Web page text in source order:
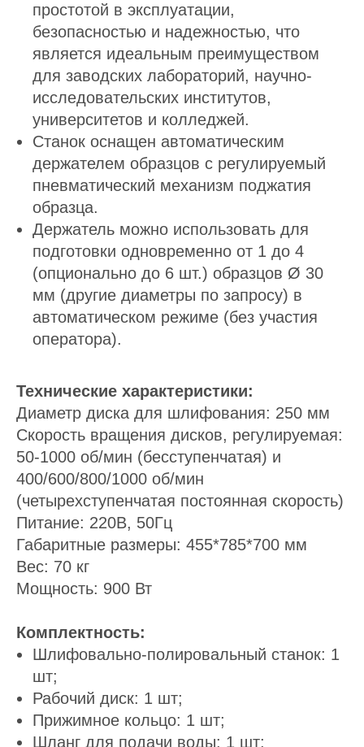
простотой в эксплуатации,
безопасностью и надежностью, что
является идеальным преимуществом
для заводских лабораторий, научно-
исследовательских институтов,
университетов и колледжей.
Станок оснащен автоматическим
держателем образцов с регулируемый
пневматический механизм поджатия
образца.
Держатель можно использовать для
подготовки одновременно от 1 до 4
(опционально до 6 шт.) образцов Ø 30
мм (другие диаметры по запросу) в
автоматическом режиме (без участия
оператора).
Технические характеристики:
Диаметр диска для шлифования: 250 мм
Скорость вращения дисков, регулируемая:
50-1000 об/мин (бесступенчатая) и
400/600/800/1000 об/мин
(четырехступенчатая постоянная скорость)
Питание: 220В, 50Гц
Габаритные размеры: 455*785*700 мм
Вес: 70 кг
Мощность: 900 Вт
Комплектность:
Шлифовально-полировальный станок: 1
шт;
Рабочий диск: 1 шт;
Прижимное кольцо: 1 шт;
Шланг для подачи воды: 1 шт;